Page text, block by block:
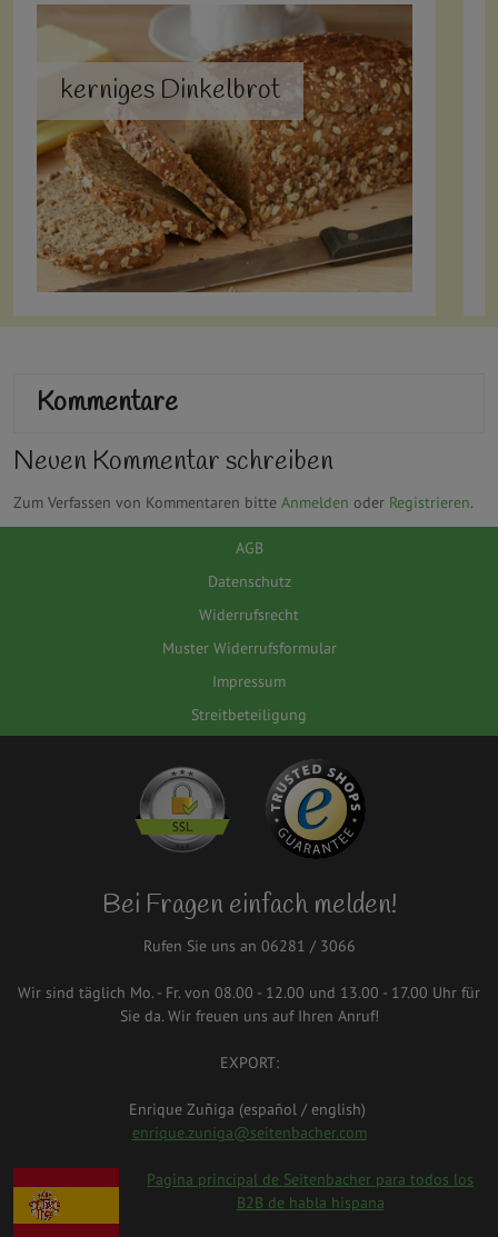
kerniges Dinkelbrot
Kommentare
Neuen Kommentar schreiben
Zum Verfassen von Kommentaren bitte Anmelden oder Registrieren.
AGB
Datenschutz
Widerrufsrecht
Muster Widerrufsformular
Impressum
Streitbeteiligung
Bei Fragen einfach melden!
Rufen Sie uns an 06281 / 3066
Wir sind täglich Mo. - Fr. von 08.00 - 12.00 und 13.00 - 17.00 Uhr für
Sie da. Wir freuen uns auf Ihren Anruf!
EXPORT:
Enrique Zuñiga (español / english)
enrique.zuniga@seitenbacher.com
spanien.png
Pagina principal de Seitenbacher para todos los
B2B de habla hispana